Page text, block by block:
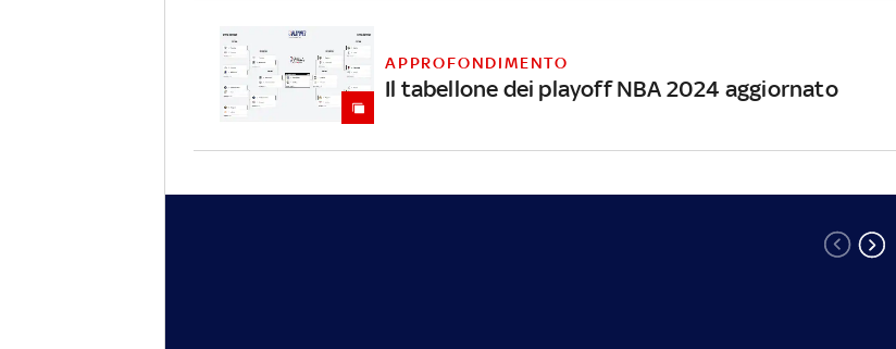
APPROFONDIMENTO
Il tabellone dei playoff NBA 2024 aggiornato